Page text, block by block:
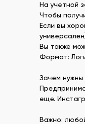
На учетной
Чтобы
Если вы
Вы также
Формат:
Зачем нужны
еще.
Важно: